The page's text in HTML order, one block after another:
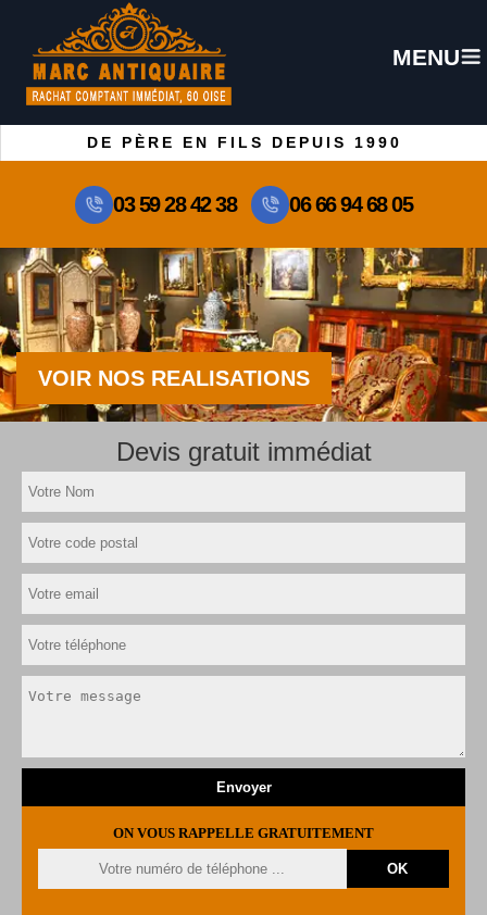
MENU
DE PÈRE EN FILS DEPUIS 1990
03 59 28 42 38 06 66 94 68 05
VOIR NOS REALISATIONS
Devis gratuit immédiat
ON VOUS RAPPELLE GRATUITEMENT